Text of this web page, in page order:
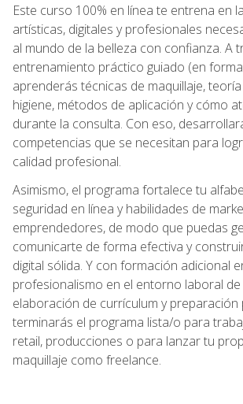
Este curso 100% en línea te entrena en
artísticas, digitales y profesionales
al mundo de la belleza con confianza. A
entrenamiento práctico guiado (en
aprenderás técnicas de maquillaje,
higiene, métodos de aplicación y cómo
durante la consulta. Con eso,
competencias que se necesitan para
calidad profesional.
Asimismo, el programa fortalece tu
seguridad en línea y habilidades de
emprendedores, de modo que puedas
comunicarte de forma efectiva y
digital sólida. Y con formación adicional
profesionalismo en el entorno laboral
elaboración de currículum y preparación
terminarás el programa lista/o para
retail, producciones o para lanzar tu
maquillaje como freelance.